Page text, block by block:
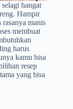
hangat
Hampir
rasanya manis
membuat
harus
kamu bisa
resep
yang bisa